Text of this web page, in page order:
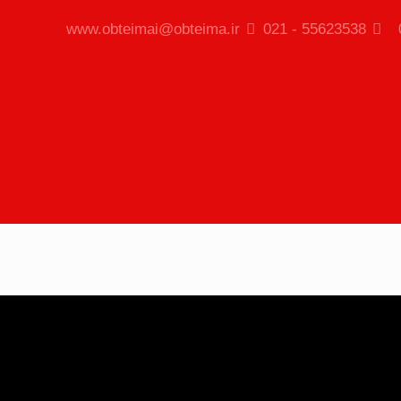
55623538 - 021
www.obteimai@obteima.ir